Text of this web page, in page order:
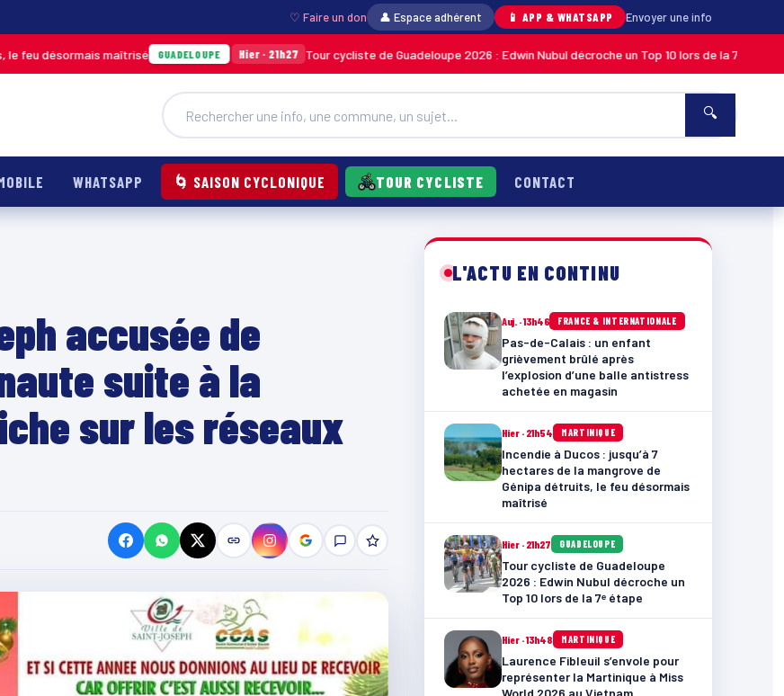
♡ Faire un don 👤 Espace adhérent 📱 APP & WHATSAPP Envoyer une info
maîtrisé GUADELOUPE Hier · 21h27 Tour cycliste de Guadeloupe 2026 : Edwin Nubul décroche un Top 10 lors de la 7ᵉ étape MARTINIQUE
🔍
WHATSAPP 🌀 SAISON CYCLONIQUE TOUR CYCLISTE CONTACT
accusée de
suite à la
sur les réseaux
L'ACTU EN CONTINU
Auj. · 13h46 FRANCE & INTERNATIONALE
Pas-de-Calais : un enfant
grièvement brûlé après
l’explosion d’une balle antistress
achetée en magasin
Hier · 21h54 MARTINIQUE
Incendie à Ducos : jusqu’à 7
hectares de la mangrove de
Génipa détruits, le feu désormais
maîtrisé
Hier · 21h27 GUADELOUPE
Tour cycliste de Guadeloupe
2026 : Edwin Nubul décroche un
Top 10 lors de la 7ᵉ étape
Hier · 13h48 MARTINIQUE
Laurence Fibleuil s’envole pour
représenter la Martinique à Miss
World 2026 au Vietnam